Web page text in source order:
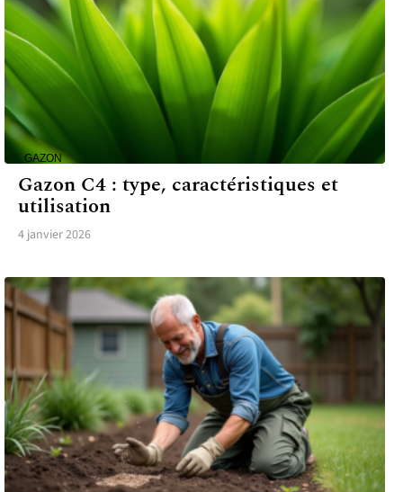
GAZON
Gazon C4 : type, caractéristiques et
utilisation
4 janvier 2026